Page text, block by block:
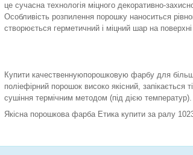
це сучасна технологія міцного декоративно-
Особливість розпилення порошку наноситься
створюється герметичний і міцний шар на
Купити качественнуюпорошковую фарбу для
поліефірний порошок високо якісний, запікається
сушіння термічним методом (під дією температур).
Якісна порошкова фарба Етика купити за ралу